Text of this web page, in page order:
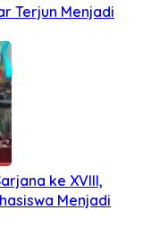
Terjun Menjadi
ke XVIII,
Menjadi